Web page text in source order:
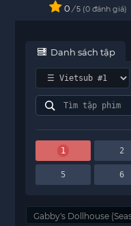
0 / 5 0 đánh giá
Danh sách tập
1 2
5 6
Gabby's Dollhouse